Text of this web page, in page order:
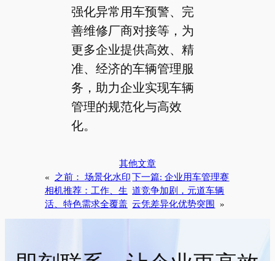
强化异常用车预警、完
善维修厂商对接等，为
更多企业提供高效、精
准、经济的车辆管理服
务，助力企业实现车辆
管理的规范化与高效
化。
其他文章
«
之前： 场景化水印
相机推荐：工作、生
活、特色需求全覆盖
下一篇:企业用车管理赛
道竞争加剧，元道车辆
云凭差异化优势突围
»